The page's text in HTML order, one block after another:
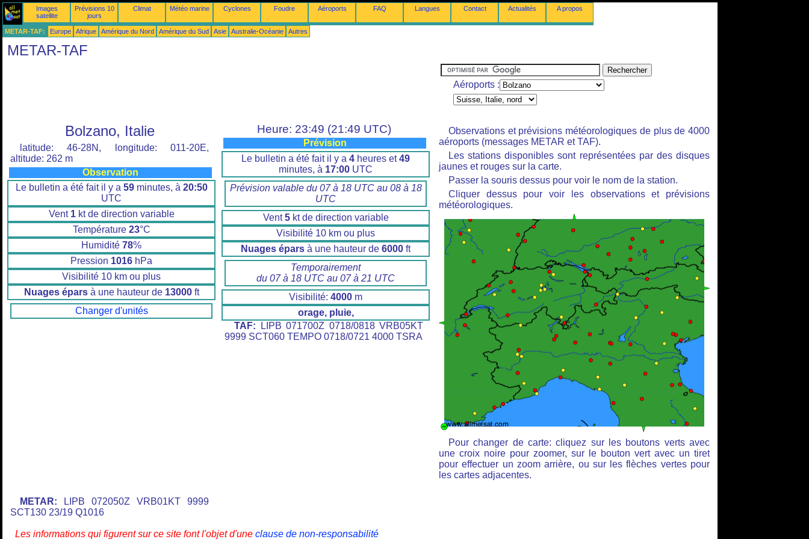
Images
satellite
Prévisions 10
jours
Climat Météo marine Cyclones Foudre Aéroports FAQ Langues Contact Actualités A propos
METAR-TAF: Europe Afrique Amérique du Nord Amérique du Sud Asie Australie-Océanie Autres
METAR-TAF
Aéroports :
Bolzano, Italie
latitude: 46-28N, longitude: 011-20E,
altitude: 262 m
Observation
Le bulletin a été fait il y a 59minutes, à 20:50
UTC
Vent 1kt de direction variable
Température 23°C
Humidité 78%
Pression 1016 hPa
Visibilité 10 km ou plus
Nuages éparsà une hauteur de 13000ft
Changer d'unités
METAR: LIPB 072050Z VRB01KT 9999
SCT130 23/19 Q1016
Heure: 23:49 (21:49 UTC)
Prévision
Le bulletin a été fait il y a 4 heures et49
minutes, à 17:00 UTC
Prévision valable du 07 à 18 UTC au 08 à 18
UTC
Vent5kt de direction variable
Visibilité 10 km ou plus
Nuages épars à une hauteur de 6000 ft
Temporairement
du 07 à 18 UTC au 07 à 21 UTC
Visibilité: 4000 m
orage, pluie,
TAF: LIPB 071700Z 0718/0818 VRB05KT
9999 SCT060 TEMPO 0718/0721 4000 TSRA
Observations et prévisions météorologiques de plus de 4000
aéroports (messages METAR et TAF).
Les stations disponibles sont représentées par des disques
jaunes et rouges sur la carte.
Passer la souris dessus pour voir le nom de la station.
Cliquer dessus pour voir les observations et prévisions
météorologiques.
Pour changer de carte: cliquez sur les boutons verts avec
une croix noire pour zoomer, sur le bouton vert avec un tiret
pour effectuer un zoom arrière, ou sur les flèches vertes pour
les cartes adjacentes.
Les informations qui figurent sur ce site font l'objet d'une clause de non-responsabilité